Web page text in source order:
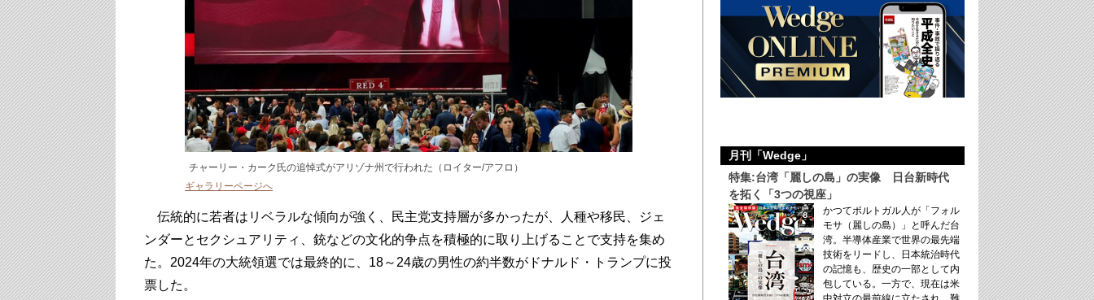
チャーリー・カーク氏の追悼式がアリゾナ州で行われた（ロイター/アフロ）
ギャラリーページへ
伝統的に若者はリベラルな傾向が強く、民主党支持層が多かったが、人種や移民、ジェ
ンダーとセクシュアリティ、銃などの文化的争点を積極的に取り上げることで支持を集め
た。2024年の大統領選では最終的に、18～24歳の男性の約半数がドナルド・トランプに投
票した。
月刊「Wedge」
特集:台湾「麗しの島」の実像 日台新時代
を拓く「3つの視座」
かつてポルトガル人が「フォル
モサ（麗しの島）」と呼んだ台
湾。半導体産業で世界の最先端
技術をリードし、日本統治時代
の記憶も、歴史の一部として内
包している。一方で、現在は米